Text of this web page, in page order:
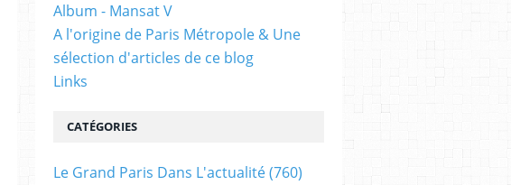
Album - Mansat V
A l'origine de Paris Métropole & Une
sélection d'articles de ce blog
Links
CATÉGORIES
Le Grand Paris Dans L'actualité(760)